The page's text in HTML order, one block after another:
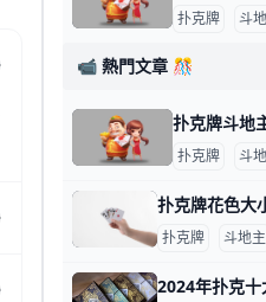
扑克牌 斗
📹 熱門文章 🎊
扑克牌 斗
扑克牌 斗地主